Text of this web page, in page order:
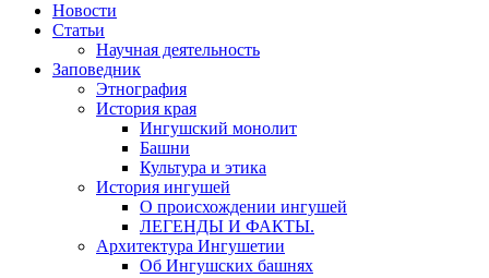
Новости
Статьи
Научная деятельность
Заповедник
Этнография
История края
Ингушский монолит
Башни
Культура и этика
История ингушей
О происхождении ингушей
ЛЕГЕНДЫ И ФАКТЫ.
Архитектура Ингушетии
Об Ингушских башнях